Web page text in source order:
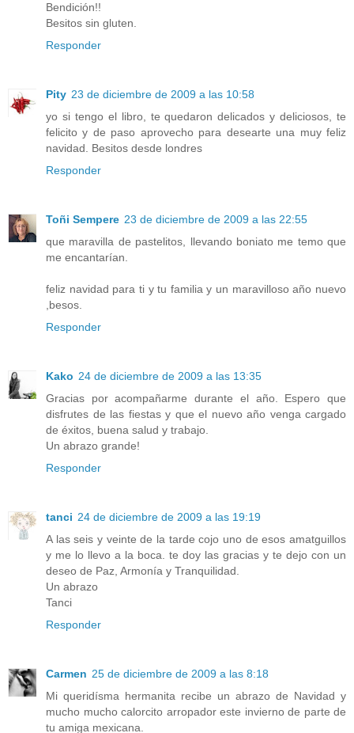
Bendición!!
Besitos sin gluten.
Responder
Pity 23 de diciembre de 2009 a las 10:58
yo si tengo el libro, te quedaron delicados y deliciosos, te
felicito y de paso aprovecho para desearte una muy feliz
navidad. Besitos desde londres
Responder
Toñi Sempere 23 de diciembre de 2009 a las 22:55
que maravilla de pastelitos, llevando boniato me temo que
me encantarían.
feliz navidad para ti y tu familia y un maravilloso año nuevo
,besos.
Responder
Kako 24 de diciembre de 2009 a las 13:35
Gracias por acompañarme durante el año. Espero que
disfrutes de las fiestas y que el nuevo año venga cargado
de éxitos, buena salud y trabajo.
Un abrazo grande!
Responder
tanci 24 de diciembre de 2009 a las 19:19
A las seis y veinte de la tarde cojo uno de esos amatguillos
y me lo llevo a la boca. te doy las gracias y te dejo con un
deseo de Paz, Armonía y Tranquilidad.
Un abrazo
Tanci
Responder
Carmen 25 de diciembre de 2009 a las 8:18
Mi queridísma hermanita recibe un abrazo de Navidad y
mucho mucho calorcito arropador este invierno de parte de
tu amiga mexicana.